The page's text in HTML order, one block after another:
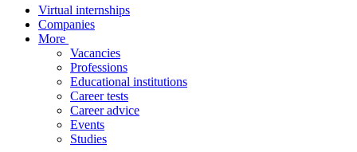
Virtual internships
Companies
More
Vacancies
Professions
Educational institutions
Career tests
Career advice
Events
Studies